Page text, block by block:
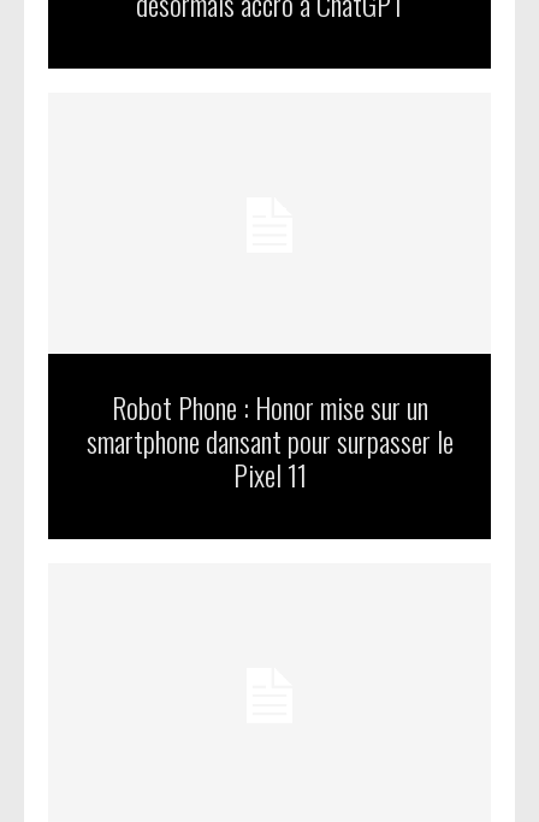
Robot Phone : Honor mise sur un
smartphone dansant pour surpasser le
Pixel 11